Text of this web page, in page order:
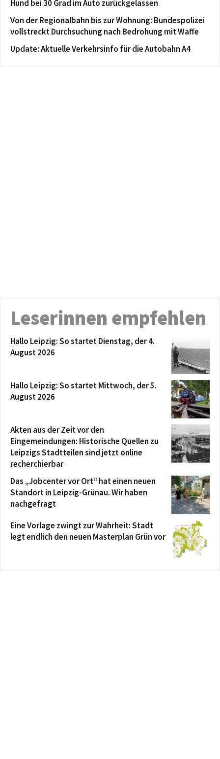
Hund bei 30 Grad im Auto zurückgelassen
Von der Regionalbahn bis zur Wohnung: Bundespolizei
vollstreckt Durchsuchung nach Bedrohung mit Waffe
Update: Aktuelle Verkehrsinfo für die Autobahn A4
Leserinnen empfehlen
Hallo Leipzig: So startet Dienstag, der 4.
August 2026
Hallo Leipzig: So startet Mittwoch, der 5.
August 2026
Akten aus der Zeit vor den
Eingemeindungen: Historische Quellen zu
Leipzigs Stadtteilen sind jetzt online
recherchierbar
Das „Jobcenter vor Ort“ hat einen neuen
Standort in Leipzig-Grünau. Wir haben
nachgefragt
Eine Vorlage zwingt zur Wahrheit: Stadt
legt endlich den neuen Masterplan Grün vor